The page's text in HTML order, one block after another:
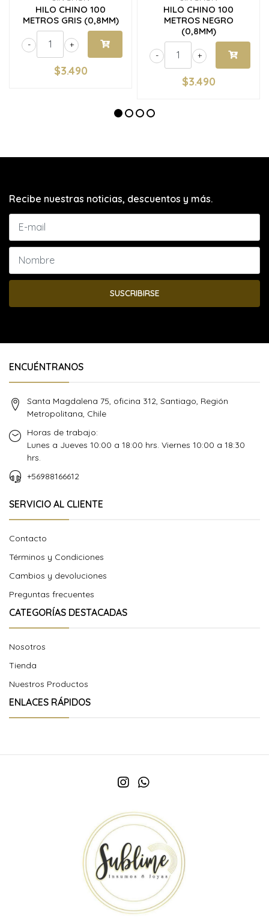
HILO CHINO 100
METROS GRIS (0,8MM)
+
-
$3.490
HILO CHINO 100
METROS NEGRO
(0,8MM)
+
-
$3.490
Recibe nuestras noticias, descuentos y más.
SUSCRIBIRSE
ENCUÉNTRANOS
Santa Magdalena 75, oficina 312, Santiago, Región
Metropolitana, Chile
Horas de trabajo:
Lunes a Jueves 10:00 a 18:00 hrs. Viernes 10:00 a 18:30
hrs.
+56988166612
SERVICIO AL CLIENTE
Contacto
Términos y Condiciones
Cambios y devoluciones
Preguntas frecuentes
CATEGORÍAS DESTACADAS
Nosotros
Tienda
Nuestros Productos
ENLACES RÁPIDOS